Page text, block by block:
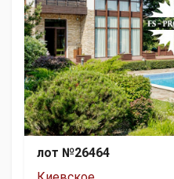
лот №26464